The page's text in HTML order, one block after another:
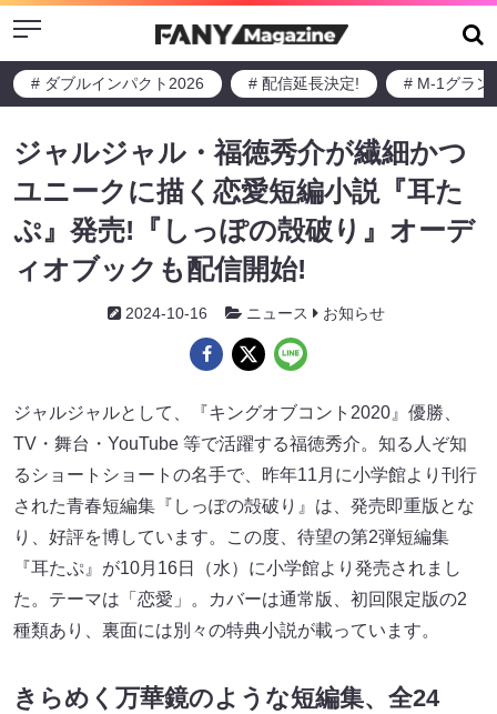
Menu
# ダブルインパクト2026 # 配信延長決定! # M-1グラン
ジャルジャル・福徳秀介が繊細かつ
ユニークに描く恋愛短編小説『耳た
ぷ』発売!『しっぽの殻破り』オーデ
ィオブックも配信開始!
2024-10-16 ニュース お知らせ
ジャルジャルとして、『キングオブコント2020』優勝、
TV・舞台・YouTube 等で活躍する福徳秀介。知る人ぞ知
るショートショートの名手で、昨年11月に小学館より刊行
された青春短編集『しっぽの殻破り』は、発売即重版とな
り、好評を博しています。この度、待望の第2弾短編集
『耳たぷ』が10月16日（水）に小学館より発売されまし
た。テーマは「恋愛」。カバーは通常版、初回限定版の2
種類あり、裏面には別々の特典小説が載っています。
きらめく万華鏡のような短編集、全24